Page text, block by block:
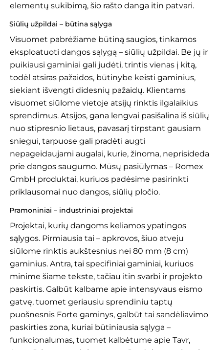
elementų sukibimą, šio rašto danga itin patvari.
Siūlių užpildai – būtina sąlyga
Visuomet pabrėžiame būtiną saugios, tinkamos
eksploatuoti dangos sąlygą – siūlių užpildai. Be jų ir
puikiausi gaminiai gali judėti, trintis vienas į kitą,
todėl atsiras pažaidos, būtinybe keisti gaminius,
siekiant išvengti didesnių pažaidų. Klientams
visuomet siūlome vietoje atsijų rinktis ilgalaikius
sprendimus. Atsijos, gana lengvai pasišalina iš siūlių
nuo stipresnio lietaus, pavasarį tirpstant gausiam
sniegui, tarpuose gali pradėti augti
nepageidaujami augalai, kurie, žinoma, neprisideda
prie dangos saugumo. Mūsų pasiūlymas – Romex
GmbH produktai, kuriuos padėsime pasirinkti
priklausomai nuo dangos, siūlių pločio.
Pramoniniai – industriniai projektai
Projektai, kurių dangoms keliamos ypatingos
sąlygos. Pirmiausia tai – apkrovos, šiuo atveju
siūlome rinktis aukštesnius nei 80 mm (8 cm)
gaminius. Antra, tai specifiniai gaminiai, kuriuos
minime šiame tekste, tačiau itin svarbi ir projekto
paskirtis. Galbūt kalbame apie intensyvaus eismo
gatvę, tuomet geriausiu sprendiniu taptų
puošnesnis Forte gaminys, galbūt tai sandėliavimo
paskirties zona, kuriai būtiniausia sąlyga –
funkcionalumas, tuomet kalbėtume apie Tavr,